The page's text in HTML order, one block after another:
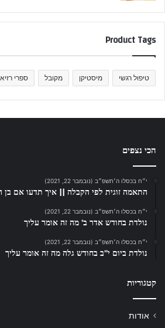
Product Tags
טיפול רגשי מיסטיקן מקובל ספרי
הכי נצפים
י״ח בכסלו ה׳תשפ״ב (נובמבר 22, 2021)
התאמה זוגית לפי הקבלה || איך תדעו אם בן
י״ח בכסלו ה׳תשפ״ב (נובמבר 22, 2021)
נולדת בחודש אדר ב’ מה זה אומר עליך
י״ח בכסלו ה׳תשפ״ב (נובמבר 22, 2021)
נולדת ביום י”ב בחודש גלה מה זה אומר עליך
קטגוריות
אודות